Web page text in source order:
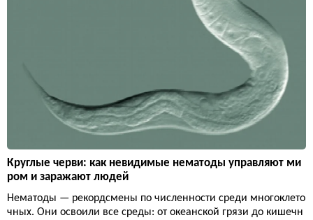
Круглые черви: как невидимые нематоды управляют ми
ром и заражают людей
Нематоды — рекордсмены по численности среди многоклето
чных. Они освоили все среды: от океанской грязи до кишечн